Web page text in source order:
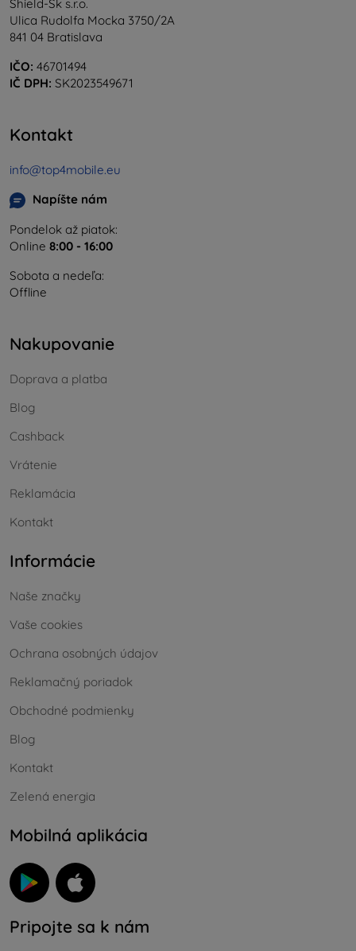
Shield-Sk s.r.o.
Ulica Rudolfa Mocka 3750/2A
841 04 Bratislava
IČO: 46701494
IČ DPH: SK2023549671
Kontakt
info@top4mobile.eu
Napíšte nám
Pondelok až piatok:
Online 8:00 - 16:00
Sobota a nedeľa:
Offline
Nakupovanie
Doprava a platba
Blog
Cashback
Vrátenie
Reklamácia
Kontakt
Informácie
Naše značky
Vaše cookies
Ochrana osobných údajov
Reklamačný poriadok
Obchodné podmienky
Blog
Kontakt
Zelená energia
Mobilná aplikácia
Pripojte sa k nám